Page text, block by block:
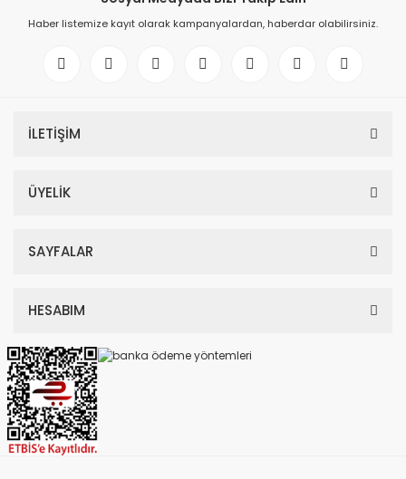
Haber listemize kayıt olarak kampanyalardan, haberdar olabilirsiniz.
İLETİŞİM
ÜYELİK
SAYFALAR
HESABIM